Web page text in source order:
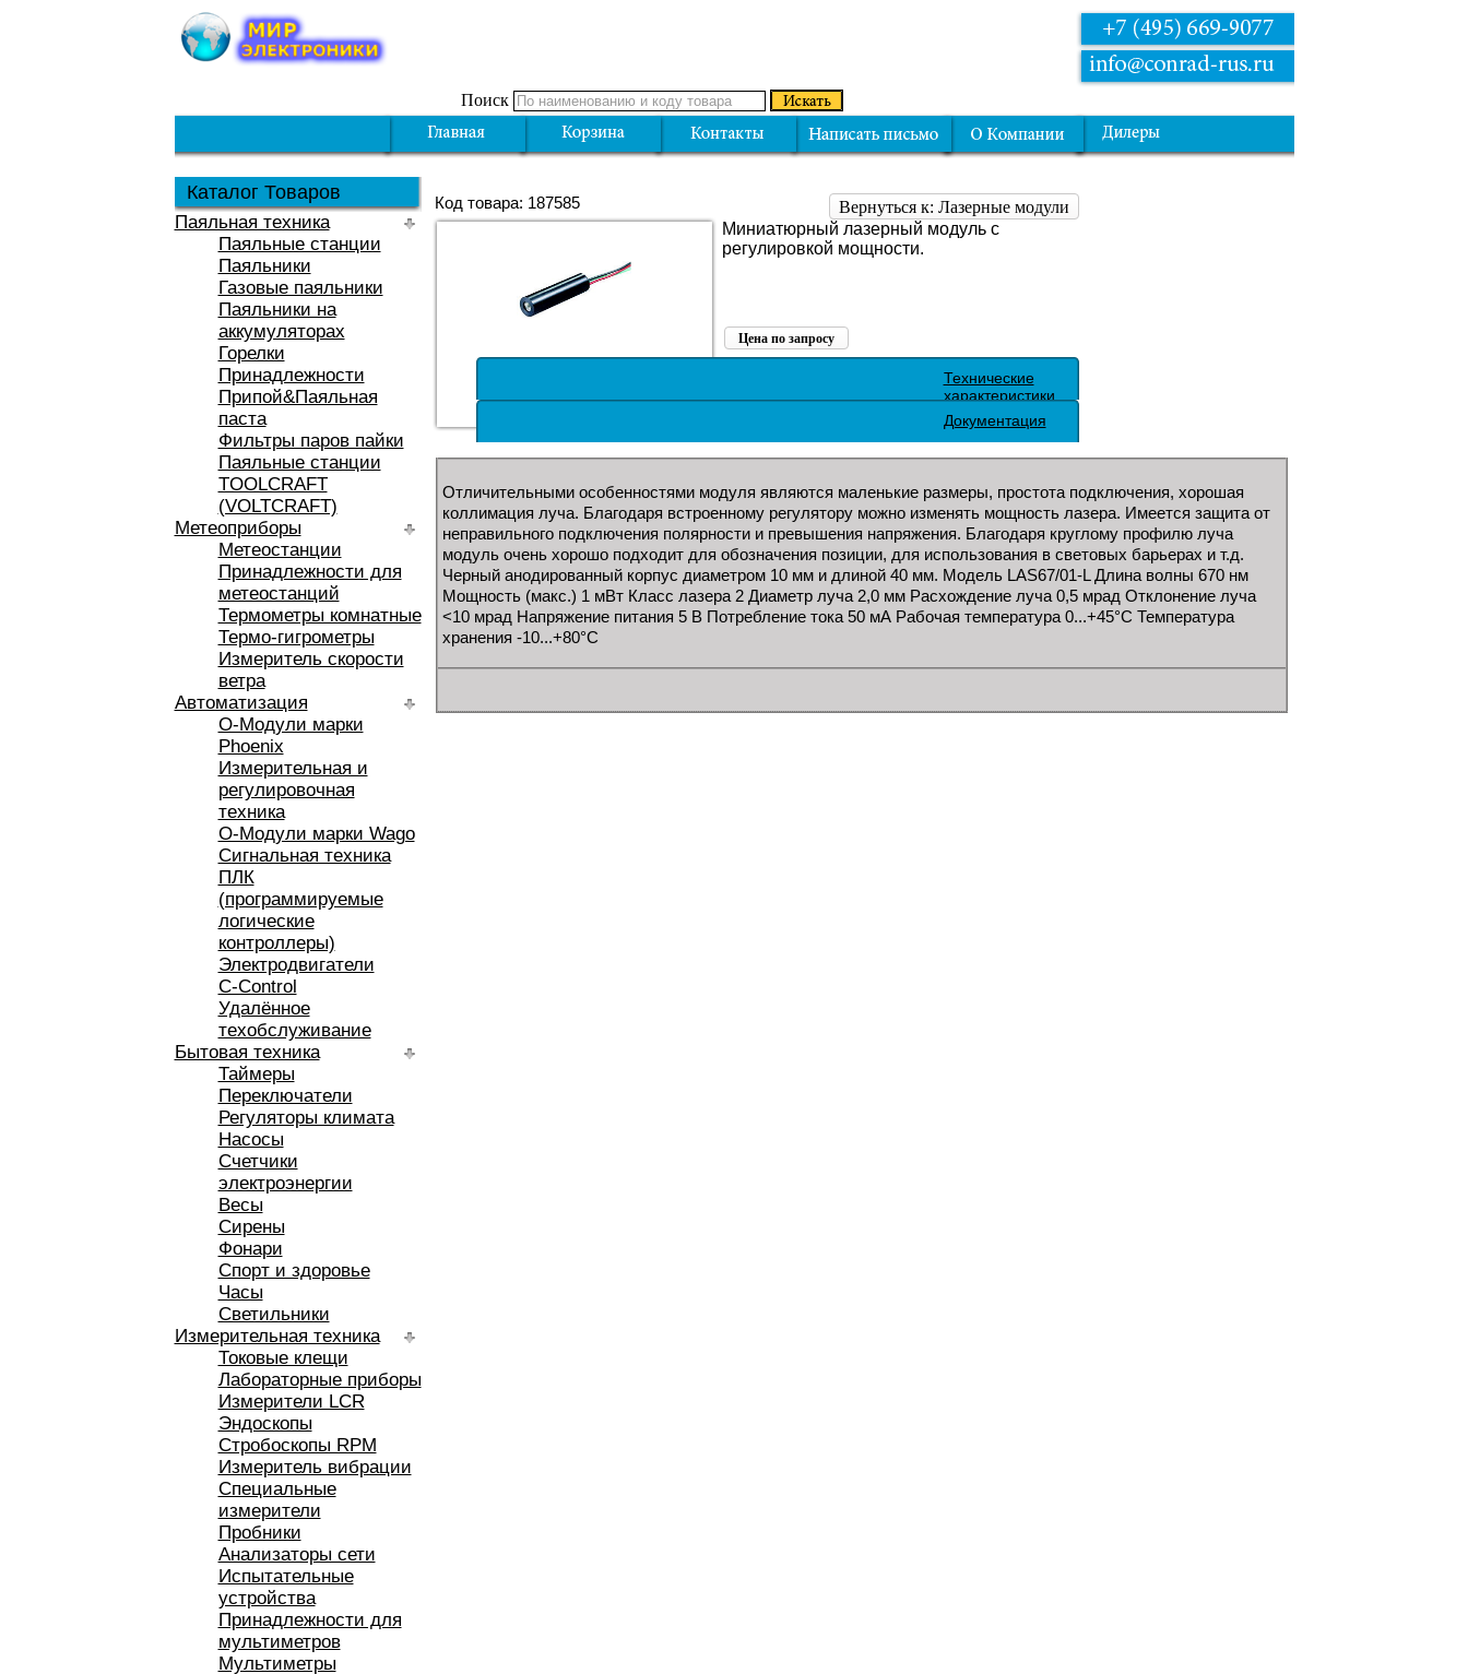
Поиск
Каталог Товаров
Паяльная техника
Паяльные станции
Паяльники
Газовые паяльники
Паяльники на
аккумуляторах
Горелки
Принадлежности
Припой&Паяльная
паста
Фильтры паров пайки
Паяльные станции
TOOLCRAFT
(VOLTCRAFT)
Метеоприборы
Метеостанции
Принадлежности для
метеостанций
Термометры комнатные
Термо-гигрометры
Измеритель скорости
ветра
Автоматизация
O-Модули марки
Phoenix
Измерительная и
регулировочная
техника
O-Модули марки Wago
Сигнальная техника
ПЛК
(программируемые
логические
контроллеры)
Электродвигатели
C-Control
Удалённое
техобслуживание
Бытовая техника
Таймеры
Переключатели
Регуляторы климата
Насосы
Счетчики
электроэнергии
Весы
Сирены
Фонари
Спорт и здоровье
Часы
Светильники
Измерительная техника
Токовые клещи
Лабораторные приборы
Измерители LCR
Эндоскопы
Стробоскопы RPM
Измеритель вибрации
Специальные
измерители
Пробники
Анализаторы сети
Испытательные
устройства
Принадлежности для
мультиметров
Мультиметры
Вернуться к: Лазерные модули
Код товара: 187585
Миниатюрный лазерный модуль с
регулировкой мощности.
Цена по запросу
Технические
характеристики
Документация
Отличительными особенностями модуля являются маленькие размеры, простота подключения, хорошая
коллимация луча. Благодаря встроенному регулятору можно изменять мощность лазера. Имеется защита от
неправильного подключения полярности и превышения напряжения. Благодаря круглому профилю луча
модуль очень хорошо подходит для обозначения позиции, для использования в световых барьерах и т.д.
Черный анодированный корпус диаметром 10 мм и длиной 40 мм. Moдель LAS67/01-L Длина волны 670 нм
Мощность (макс.) 1 мВт Класс лазера 2 Диаметр луча 2,0 мм Расхождение луча 0,5 мрад Отклонение луча
<10 мрад Напряжение питания 5 В Потребление тока 50 мА Рабочая температура 0...+45°C Температура
хранения -10...+80°C